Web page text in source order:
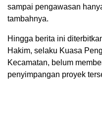
sampai pengawasan
tambahnya.
Hingga berita ini
Hakim, selaku Kuasa
Kecamatan, belum
penyimpangan proyek